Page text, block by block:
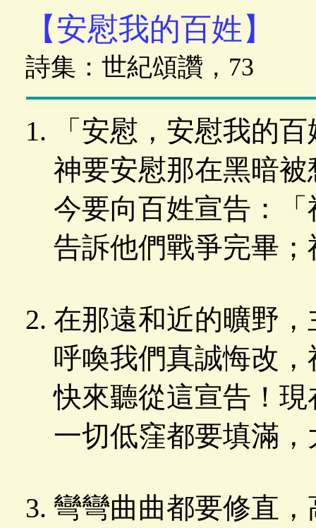
【安慰我的百姓】
詩集：世紀頌讚，73
「安慰，安慰我的
神要安慰那在黑暗
今要向百姓宣告：
告訴他們戰爭完畢
在那遠和近的曠野
呼喚我們真誠悔改
快來聽從這宣告！
一切低窪都要填滿
彎彎曲曲都要修直